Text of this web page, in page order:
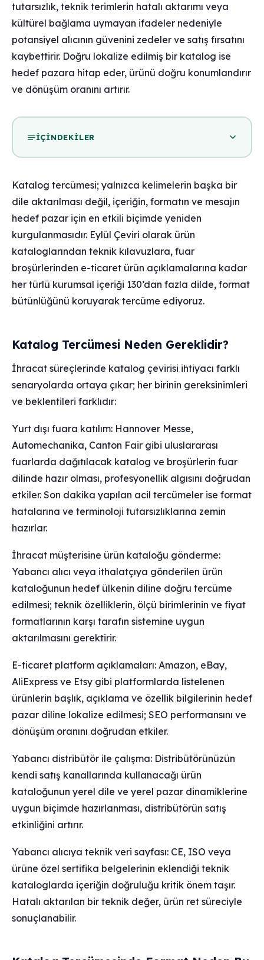
tutarsızlık, teknik terimlerin hatalı aktarımı veya
kültürel bağlama uymayan ifadeler nedeniyle
potansiyel alıcının güvenini zedeler ve satış fırsatını
kaybettirir. Doğru lokalize edilmiş bir katalog ise
hedef pazara hitap eder, ürünü doğru konumlandırır
ve dönüşüm oranını artırır.
İÇINDEKILER
Katalog tercümesi; yalnızca kelimelerin başka bir
dile aktarılması değil, içeriğin, formatın ve mesajın
hedef pazar için en etkili biçimde yeniden
kurgulanmasıdır. Eylül Çeviri olarak ürün
kataloglarından teknik kılavuzlara, fuar
broşürlerinden e-ticaret ürün açıklamalarına kadar
her türlü kurumsal içeriği 130’dan fazla dilde, format
bütünlüğünü koruyarak tercüme ediyoruz.
Katalog Tercümesi Neden Gereklidir?
İhracat süreçlerinde katalog çevirisi ihtiyacı farklı
senaryolarda ortaya çıkar; her birinin gereksinimleri
ve beklentileri farklıdır:
Yurt dışı fuara katılım: Hannover Messe,
Automechanika, Canton Fair gibi uluslararası
fuarlarda dağıtılacak katalog ve broşürlerin fuar
dilinde hazır olması, profesyonellik algısını doğrudan
etkiler. Son dakika yapılan acil tercümeler ise format
hatalarına ve terminoloji tutarsızlıklarına zemin
hazırlar.
İhracat müşterisine ürün kataloğu gönderme:
Yabancı alıcı veya ithalatçıya gönderilen ürün
kataloğunun hedef ülkenin diline doğru tercüme
edilmesi; teknik özelliklerin, ölçü birimlerinin ve fiyat
formatlarının karşı tarafın sistemine uygun
aktarılmasını gerektirir.
E-ticaret platform açıklamaları: Amazon, eBay,
AliExpress ve Etsy gibi platformlarda listelenen
ürünlerin başlık, açıklama ve özellik bilgilerinin hedef
pazar diline lokalize edilmesi; SEO performansını ve
dönüşüm oranını doğrudan etkiler.
Yabancı distribütör ile çalışma: Distribütörünüzün
kendi satış kanallarında kullanacağı ürün
kataloğunun yerel dile ve yerel pazar dinamiklerine
uygun biçimde hazırlanması, distribütörün satış
etkinliğini artırır.
Yabancı alıcıya teknik veri sayfası: CE, ISO veya
ürüne özel sertifika belgelerinin eklendiği teknik
kataloglarda içeriğin doğruluğu kritik önem taşır.
Hatalı aktarılan bir teknik değer, ürün ret süreciyle
sonuçlanabilir.